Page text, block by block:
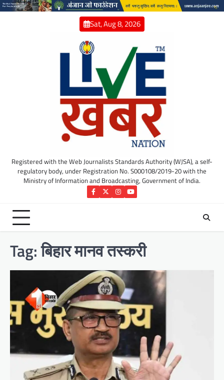
Skip
Sat, Aug 8, 2026
Registered with the Web Journalists Standards Authority (WJSA), a self-
regulatory body, under Registration No. S000108/2019-20 with the
Ministry of Information and Broadcasting, Government of India.
Facebook
TwitterInstagram
YouTube
Tag:बिहार मानव तस्करी